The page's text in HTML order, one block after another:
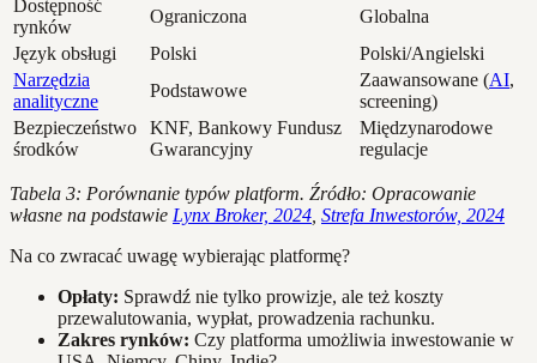
Dostępność
rynków
Ograniczona
Globalna
Język obsługi
Polski
Polski/Angielski
Narzędzia
analityczne
Podstawowe
Zaawansowane (AI,
screening)
Bezpieczeństwo
środków
KNF, Bankowy Fundusz
Gwarancyjny
Międzynarodowe
regulacje
Tabela 3: Porównanie typów platform. Źródło: Opracowanie
własne na podstawie Lynx Broker, 2024 Strefa Inwestorów, 2024
Na co zwracać uwagę wybierając platformę?
Opłaty: Sprawdź nie tylko prowizje, ale też koszty
przewalutowania, wypłat, prowadzenia rachunku.
Zakres rynków: Czy platforma umożliwia inwestowanie w